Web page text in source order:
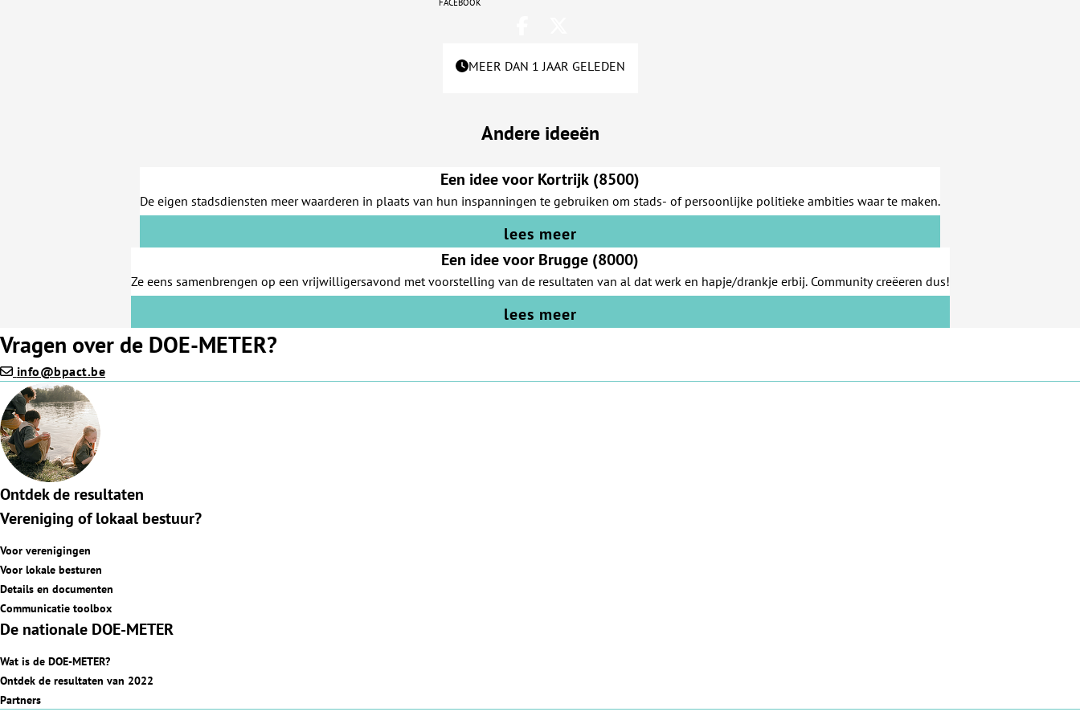
MEER DAN 1 JAAR GELEDEN
Andere ideeën
Een idee voor Kortrijk (8500)
De eigen stadsdiensten meer waarderen in plaats van hun inspanningen te gebruiken om stads- of persoonlijke politieke ambities waar te maken.
lees meer
Een idee voor Brugge (8000)
Ze eens samenbrengen op een vrijwilligersavond met voorstelling van de resultaten van al dat werk en hapje/drankje erbij. Community creëeren dus!
lees meer
Vragen over de DOE-METER?
info@bpact.be
Ontdek de resultaten
Vereniging of lokaal bestuur?
Voor verenigingen
Voor lokale besturen
Details en documenten
Communicatie toolbox
De nationale DOE-METER
Wat is de DOE-METER?
Ontdek de resultaten van 2022
Partners